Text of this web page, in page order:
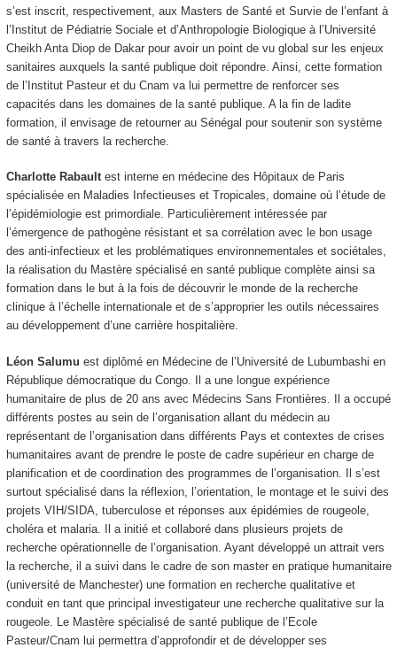
s’est inscrit, respectivement, aux Masters de Santé et Survie de l’enfant à
l’Institut de Pédiatrie Sociale et d’Anthropologie Biologique à l’Université
Cheikh Anta Diop de Dakar pour avoir un point de vu global sur les enjeux
sanitaires auxquels la santé publique doit répondre. Ainsi, cette formation
de l’Institut Pasteur et du Cnam va lui permettre de renforcer ses
capacités dans les domaines de la santé publique. A la fin de ladite
formation, il envisage de retourner au Sénégal pour soutenir son système
de santé à travers la recherche.
Charlotte Rabaultest interne en médecine des Hôpitaux de Paris
spécialisée en Maladies Infectieuses et Tropicales, domaine où l’étude de
l’épidémiologie est primordiale. Particulièrement intéressée par
l’émergence de pathogène résistant et sa corrélation avec le bon usage
des anti-infectieux et les problématiques environnementales et sociétales,
la réalisation du Mastère spécialisé en santé publique complète ainsi sa
formation dans le but à la fois de découvrir le monde de la recherche
clinique à l’échelle internationale et de s’approprier les outils nécessaires
au développement d’une carrière hospitalière.
Léon Salumu est diplômé en Médecine de l’Université de Lubumbashi en
République démocratique du Congo. Il a une longue expérience
humanitaire de plus de 20 ans avec Médecins Sans Frontières. Il a occupé
différents postes au sein de l’organisation allant du médecin au
représentant de l’organisation dans différents Pays et contextes de crises
humanitaires avant de prendre le poste de cadre supérieur en charge de
planification et de coordination des programmes de l’organisation. Il s’est
surtout spécialisé dans la réflexion, l’orientation, le montage et le suivi des
projets VIH/SIDA, tuberculose et réponses aux épidémies de rougeole,
choléra et malaria. Il a initié et collaboré dans plusieurs projets de
recherche opérationnelle de l’organisation. Ayant développé un attrait vers
la recherche, il a suivi dans le cadre de son master en pratique humanitaire
(université de Manchester) une formation en recherche qualitative et
conduit en tant que principal investigateur une recherche qualitative sur la
rougeole. Le Mastère spécialisé de santé publique de l’Ecole
Pasteur/Cnam lui permettra d’approfondir et de développer ses